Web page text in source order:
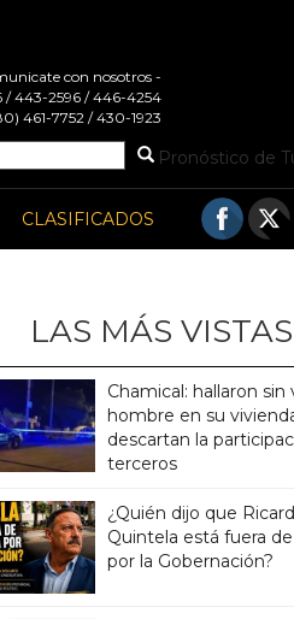
con nosotros -
/ 443-2596 / 446-4254
461-7752 / 430-1923
Pronóstico de
CLASIFICADOS
LAS MÁS VISTAS
Chamical: hallaron sin
hombre en su
descartan la
terceros
¿Quién dijo que
Quintela está fuera de
por la Gobernación?